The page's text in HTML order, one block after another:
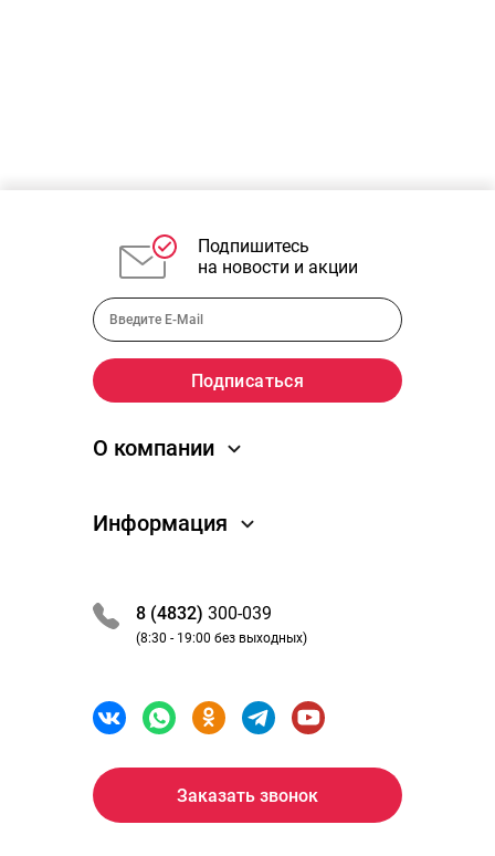
Подпишитесь
на новости и акции
8 (4832) 300-039
(8:30 - 19:00 без выходных)
Заказать звонок
О компании
Новости
Преимущества
Вакансии
Политика Конфиденциальности
Информация
Обработка заказа
Оплата и получение
Бонусная программа
Где мой заказ
Возврат товара